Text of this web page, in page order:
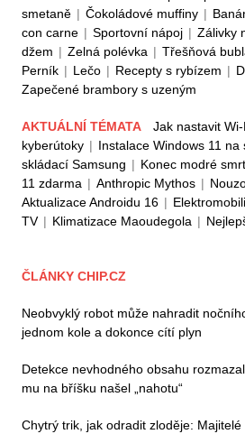
smetaně | Čokoládové muffiny |
con carne | Sportovní nápoj | Zálivky
džem | Zelná polévka | Třešňová
Perník | Lečo | Recepty s rybízem |
Zapečené brambory s uzeným
AKTUÁLNÍ TÉMATA Jak nastavit
kyberútoky | Instalace Windows 11
skládací Samsung | Konec modré
11 zdarma | Anthropic Mythos |
Aktualizace Androidu 16 |
TV | Klimatizace Maoudegola |
ČLÁNKY CHIP.CZ
Neobvyklý robot může nahradit
jednom kole a dokonce cítí plyn
Detekce nevhodného obsahu
mu na bříšku našel „nahotu“
Chytrý trik, jak odradit zloděje: